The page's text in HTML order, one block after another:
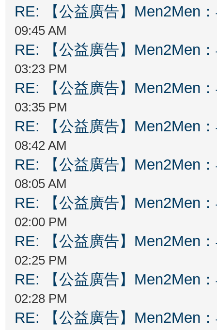
RE: 【公益廣告】Men2Men
09:45 AM
RE: 【公益廣告】Men2Men
03:23 PM
RE: 【公益廣告】Men2Men
03:35 PM
RE: 【公益廣告】Men2Men
08:42 AM
RE: 【公益廣告】Men2Men
08:05 AM
RE: 【公益廣告】Men2Men
02:00 PM
RE: 【公益廣告】Men2Men
02:25 PM
RE: 【公益廣告】Men2Men
02:28 PM
RE: 【公益廣告】Men2Men